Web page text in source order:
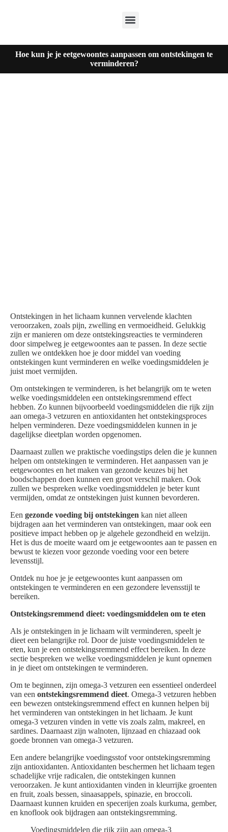
Hoe kun je je eetgewoontes aanpassen om ontstekingen te
verminderen?
Ontstekingen in het lichaam kunnen vervelende klachten
veroorzaken, zoals pijn, zwelling en vermoeidheid. Gelukkig
zijn er manieren om deze ontstekingsreacties te verminderen
door simpelweg je eetgewoontes aan te passen. In deze sectie
zullen we ontdekken hoe je door middel van voeding
ontstekingen kunt verminderen en welke voedingsmiddelen je
juist moet vermijden.
Om ontstekingen te verminderen, is het belangrijk om te weten
welke voedingsmiddelen een ontstekingsremmend effect
hebben. Zo kunnen bijvoorbeeld voedingsmiddelen die rijk zijn
aan omega-3 vetzuren en antioxidanten het ontstekingsproces
helpen verminderen. Deze voedingsmiddelen kunnen in je
dagelijkse dieetplan worden opgenomen.
Daarnaast zullen we praktische voedingstips delen die je kunnen
helpen om ontstekingen te verminderen. Het aanpassen van je
eetgewoontes en het maken van gezonde keuzes bij het
boodschappen doen kunnen een groot verschil maken. Ook
zullen we bespreken welke voedingsmiddelen je beter kunt
vermijden, omdat ze ontstekingen juist kunnen bevorderen.
Een gezonde voeding bij ontstekingen kan niet alleen
bijdragen aan het verminderen van ontstekingen, maar ook een
positieve impact hebben op je algehele gezondheid en welzijn.
Het is dus de moeite waard om je eetgewoontes aan te passen en
bewust te kiezen voor gezonde voeding voor een betere
levensstijl.
Ontdek nu hoe je je eetgewoontes kunt aanpassen om
ontstekingen te verminderen en een gezondere levensstijl te
bereiken.
Ontstekingsremmend dieet: voedingsmiddelen om te eten
Als je ontstekingen in je lichaam wilt verminderen, speelt je
dieet een belangrijke rol. Door de juiste voedingsmiddelen te
eten, kun je een ontstekingsremmend effect bereiken. In deze
sectie bespreken we welke voedingsmiddelen je kunt opnemen
in je dieet om ontstekingen te verminderen.
Om te beginnen, zijn omega-3 vetzuren een essentieel onderdeel
van een ontstekingsremmend dieet. Omega-3 vetzuren hebben
een bewezen ontstekingsremmend effect en kunnen helpen bij
het verminderen van ontstekingen in het lichaam. Je kunt
omega-3 vetzuren vinden in vette vis zoals zalm, makreel, en
sardines. Daarnaast zijn walnoten, lijnzaad en chiazaad ook
goede bronnen van omega-3 vetzuren.
Een andere belangrijke voedingsstof voor ontstekingsremming
zijn antioxidanten. Antioxidanten beschermen het lichaam tegen
schadelijke vrije radicalen, die ontstekingen kunnen
veroorzaken. Je kunt antioxidanten vinden in kleurrijke groenten
en fruit, zoals bessen, sinaasappels, spinazie, en broccoli.
Daarnaast kunnen kruiden en specerijen zoals kurkuma, gember,
en knoflook ook bijdragen aan ontstekingsremming.
Voedingsmiddelen die rijk zijn aan omega-3